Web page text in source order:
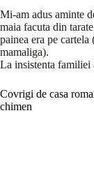
Mi-am adus aminte
maia facuta din
painea era pe cartela
mamaliga).
La insistenta
Covrigi de casa
chimen